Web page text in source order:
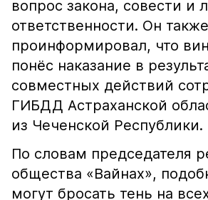
вопрос закона, совести и
ответственности. Он также
проинформировал, что
понёс наказание в
совместных действий
ГИБДД Астраханской
из Чеченской Республики.
По словам председателя
общества «Вайнах»,
могут бросать тень на